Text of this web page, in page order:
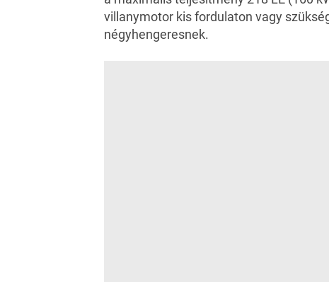
villanymotor kis fordulaton vagy
négyhengeresnek.